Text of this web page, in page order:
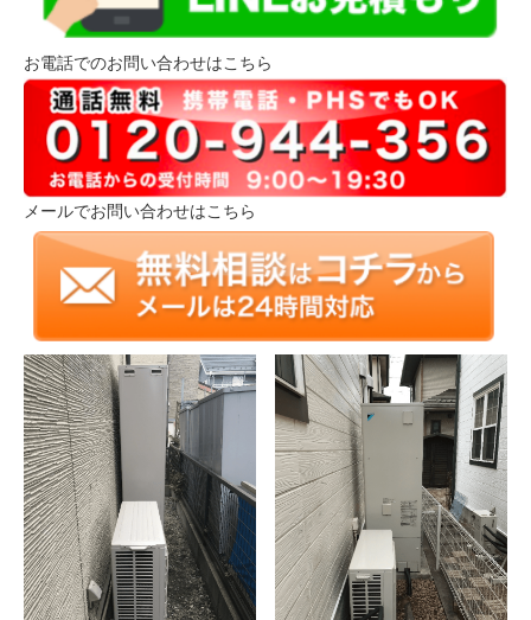
お電話でのお問い合わせはこちら
メールでお問い合わせはこちら